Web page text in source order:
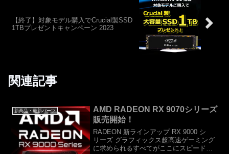
【終了】対象モデル購入でCrucial製SSD
1TBプレゼントキャンペーン 2023
関連記事
新商品・最新パーツ
AMD RADEON RX 9070シリーズ
販売開始！
RADEON 新ラインアップ RX 9000 シ
リーズ グラフィックス超高速ゲーミング
に求められるすべてがここにスピード、